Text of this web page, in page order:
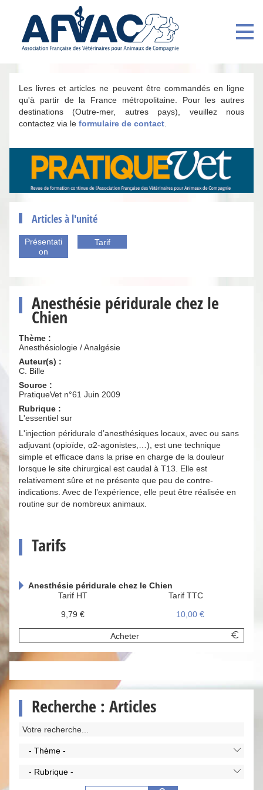
Les livres et articles ne peuvent être commandés en ligne
qu'à partir de la France métropolitaine. Pour les autres
destinations (Outre-mer, autres pays), veuillez nous
contactez via le formulaire de contact
Articles à l'unité
Présentati
on
Tarif
Anesthésie péridurale chez le
Chien
Thème :
Anesthésiologie / Analgésie
Auteur(s) :
C. Bille
Source :
PratiqueVet n°61 Juin 2009
Rubrique :
L'essentiel sur
L'injection péridurale d’anesthésiques locaux, avec ou sans
adjuvant (opioïde, α2-agonistes,…), est une technique
simple et efficace dans la prise en charge de la douleur
lorsque le site chirurgical est caudal à T13. Elle est
relativement sûre et ne présente que peu de contre-
indications. Avec de l’expérience, elle peut être réalisée en
routine sur de nombreux animaux.
Tarifs
Anesthésie péridurale chez le Chien
Tarif HT
9,79 €
Tarif TTC
10,00 €
Acheter
Recherche : Articles
- Thème -
- Rubrique -